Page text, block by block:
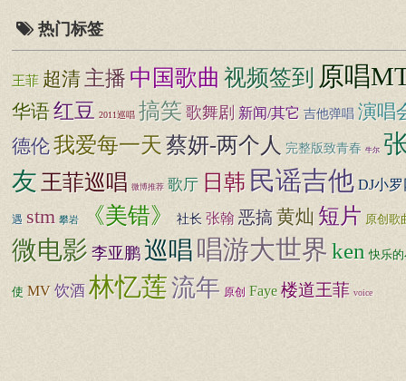
热门标签
王菲 超清 主播 中国歌曲 视频签到 原唱
华语红豆 2011巡唱 搞笑 歌舞剧 新闻/其它 吉他弹唱 演唱
德伦我爱每一天蔡妍-两个人 完整版致青春 牛尔
友王菲巡唱 微博推荐 歌厅 日韩 民谣吉他 DJ小
遇 stm 攀岩 《美错》 社长 张翰 恶搞黄灿 短片 原创歌
微电影 李亚鹏 巡唱唱游大世界ken 快乐
使 MV 饮酒 林忆莲流年 原创 Faye 楼道王菲 voice